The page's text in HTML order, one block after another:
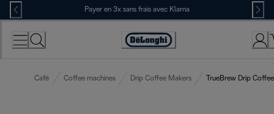
Skip
to
Content
Payer en 3x sans frais avec Klarna
Déclaration
Café Coffee machines Drip Coffee Makers TrueBrew Drip